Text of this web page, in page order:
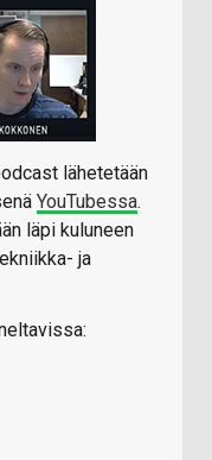
lähetetään
YouTubessa.
läpi kuluneen
ja